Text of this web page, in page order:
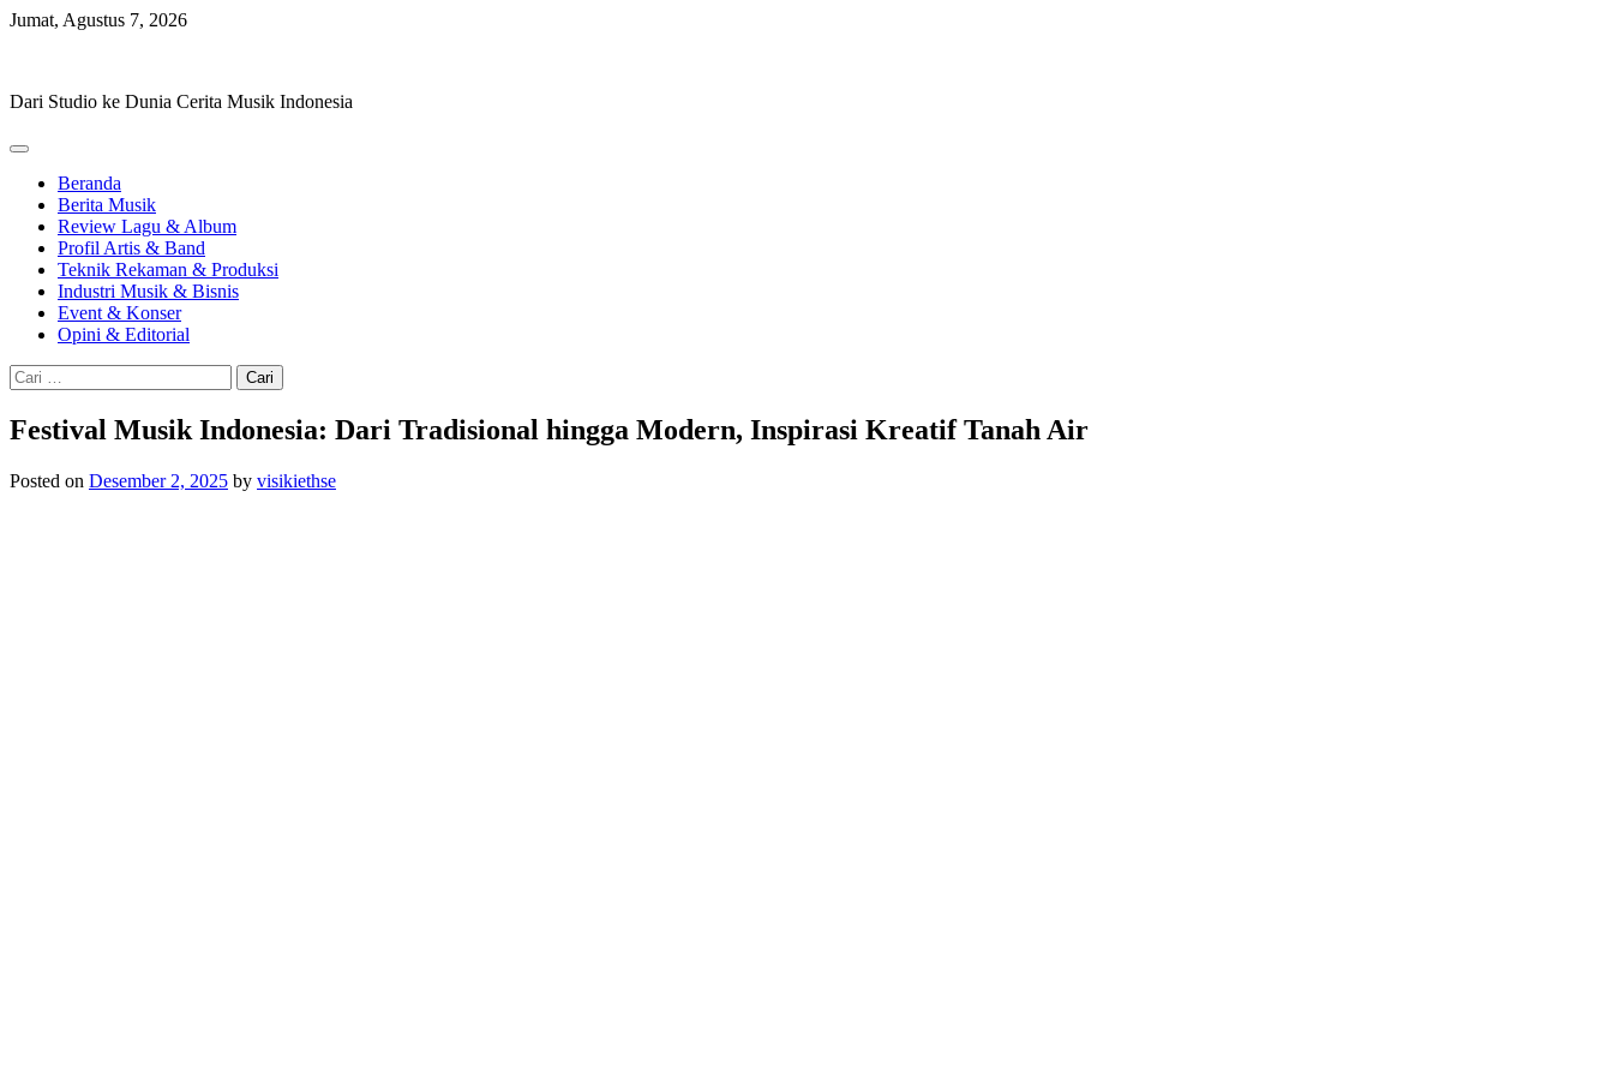
Skip
Jumat, Agustus 7, 2026
Dari Studio ke Dunia Cerita Musik Indonesia
Beranda
Berita Musik
Review Lagu & Album
Profil Artis & Band
Teknik Rekaman & Produksi
Industri Musik & Bisnis
Event & Konser
Opini & Editorial
Cari
untuk:
Festival Musik Indonesia: Dari Tradisional hingga Modern, Inspirasi Kreatif Tanah Air
Posted on Desember 2, 2025 by visikiethse